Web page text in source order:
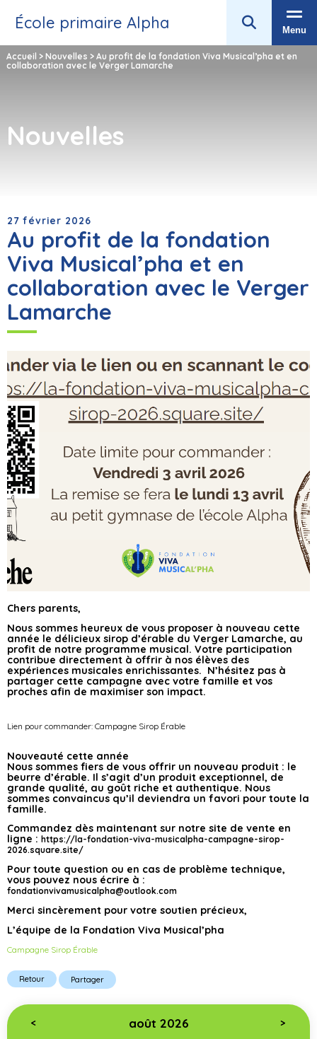
École primaire Alpha Menu
Accueil > Nouvelles > Au profit de la fondation Viva Musical’pha et en
collaboration avec le Verger Lamarche
Nouvelles
27 février 2026
Au profit de la fondation
Viva Musical’pha et en
collaboration avec le Verger
Lamarche
Chers parents,
Nous sommes heureux de vous proposer à nouveau cette
année le délicieux sirop d’érable du Verger Lamarche, au
profit de notre programme musical. Votre participation
contribue directement à offrir à nos élèves des
expériences musicales enrichissantes. N’hésitez pas à
partager cette campagne avec votre famille et vos
proches afin de maximiser son impact.
Lien pour commander: Campagne Sirop Érable
Nouveauté cette année
Nous sommes fiers de vous offrir un nouveau produit : le
beurre d’érable. Il s’agit d’un produit exceptionnel, de
grande qualité, au goût riche et authentique. Nous
sommes convaincus qu’il deviendra un favori pour toute la
famille.
Commandez dès maintenant sur notre site de vente en
ligne : https://la-fondation-viva-musicalpha-campagne-sirop-
2026.square.site/
Pour toute question ou en cas de problème technique,
vous pouvez nous écrire à :
fondationvivamusicalpha@outlook.com
Merci sincèrement pour votre soutien précieux,
L’équipe de la Fondation Viva Musical’pha
Campagne Sirop Érable
Retour Partager
< août 2026 >